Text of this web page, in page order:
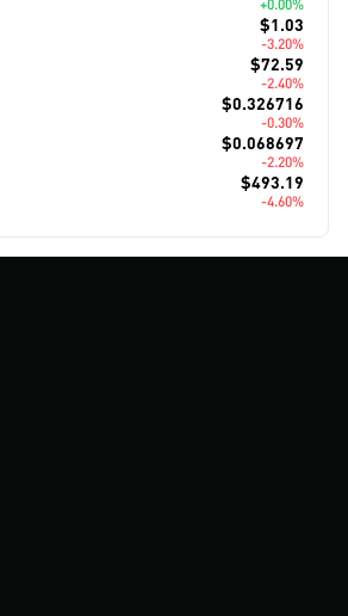
+0.00%
$1.03
-3.20%
$72.59
-2.40%
$0.326716
-0.30%
$0.068697
-2.20%
$493.19
-4.60%